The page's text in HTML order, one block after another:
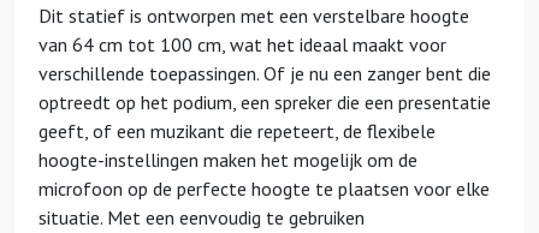
Dit statief is ontworpen met een verstelbare hoogte
van 64 cm tot 100 cm, wat het ideaal maakt voor
verschillende toepassingen. Of je nu een zanger bent die
optreedt op het podium, een spreker die een presentatie
geeft, of een muzikant die repeteert, de flexibele
hoogte-instellingen maken het mogelijk om de
microfoon op de perfecte hoogte te plaatsen voor elke
situatie. Met een eenvoudig te gebruiken